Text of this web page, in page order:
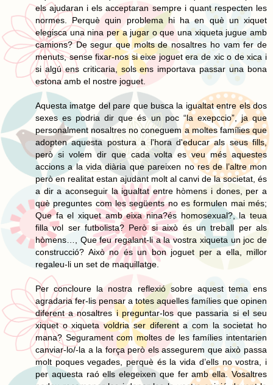
els ajudaran i els acceptaran sempre i quant respecten les
normes. Perquè quin problema hi ha en què un xiquet
elegisca una nina per a jugar o que una xiqueta jugue amb
camions? De segur que molts de nosaltres ho vam fer de
menuts, sense fixar-nos si eixe joguet era de xic o de xica i
si algú ens criticaria, sols ens importava passar una bona
estona amb el nostre joguet.
Aquesta imatge del pare que busca la igualtat entre els dos
sexes es podria dir que és un poc “la exepccio”, ja que
personalment nosaltres no coneguem a moltes famílies que
adopten aquesta postura a l'hora d'educar als seus fills,
però si volem dir que cada volta es veu més aquestes
accions a la vida diària que pareixen no res de l’altre mon
però en realitat estan ajudant molt al canvi de la societat, és
a dir a aconseguir la igualtat entre hòmens i dones, per a
què preguntes com les següents no es formulen mai més;
Que fa el xiquet amb eixa nina?és homosexual?, la teua
filla vol ser futbolista? Però si això és un treball per als
hòmens…, Que feu regalant-li a la vostra xiqueta un joc de
construcció? Això no és un bon joguet per a ella, millor
regaleu-li un set de maquillatge.
Per concloure la nostra reflexió sobre aquest tema ens
agradaria fer-lis pensar a totes aquelles famílies que opinen
diferent a nosaltres i preguntar-los que passaria si el seu
xiquet o xiqueta voldria ser diferent a com la societat ho
mana? Segurament com moltes de les famílies intentarien
canviar-lo/-la a la força però els assegurem que això passa
molt poques vegades, perquè és la vida d’ells no vostra, i
per aquesta raó ells elegeixen que fer amb ella. Vosaltres